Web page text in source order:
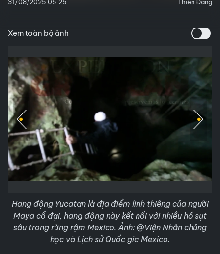
31/08/2025 05:25 Thiên Đăng
Xem toàn bộ ảnh
Hang động Yucatan là địa điểm linh thiêng của người
Maya cổ đại, hang động này kết nối với nhiều hố sụt
sâu trong rừng rậm Mexico. Ảnh: @Viện Nhân chủng
học và Lịch sử Quốc gia Mexico.